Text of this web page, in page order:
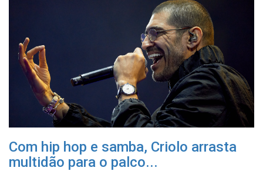
Com hip hop e samba, Criolo arrasta
multidão para o palco...